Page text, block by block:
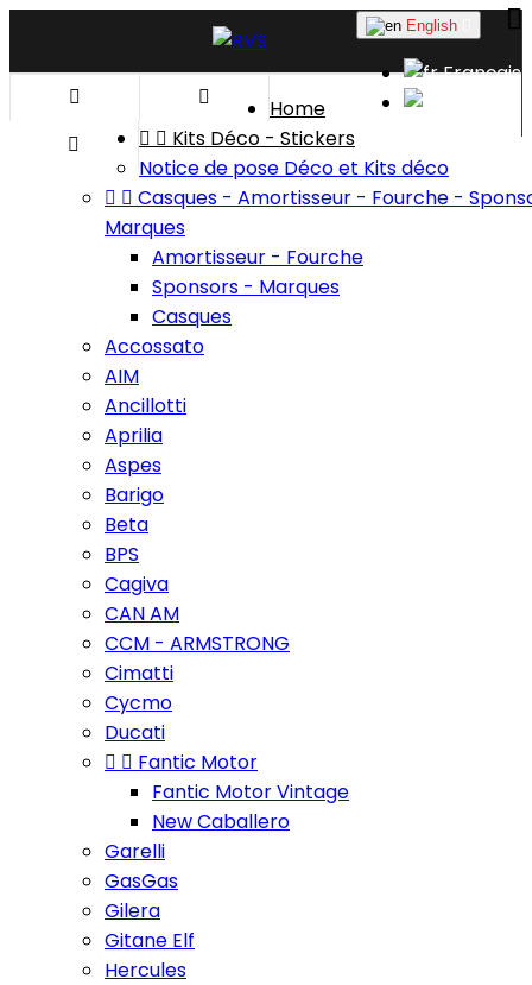
English
Français



Home
  Kits Déco - Stickers
Notice de pose Déco et Kits déco
  Casques - Amortisseur - Fourche -
Marques
Amortisseur - Fourche
Sponsors - Marques
Casques
Accossato
AIM
Ancillotti
Aprilia
Aspes
Barigo
Beta
BPS
Cagiva
CAN AM
CCM - ARMSTRONG
Cimatti
Cycmo
Ducati
  Fantic Motor
Fantic Motor Vintage
New Caballero
Garelli
GasGas
Gilera
Gitane Elf
Hercules